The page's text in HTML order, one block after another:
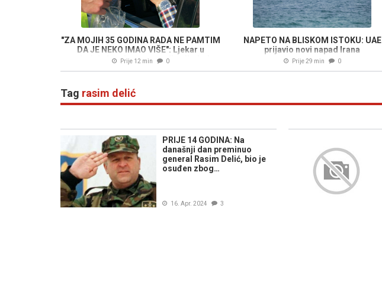
"ZA MOJIH 35 GODINA RADA NE PAMTIM
DA JE NEKO IMAO VIŠE": Ljekar u
nevjerici zbog koncentracije alkohola
Prije 12 min 0
NAPETO NA BLISKOM ISTOKU: UAE
prijavio novi napad Irana
Prije 29 min 0
Tag rasim delić
PRIJE 14 GODINA: Na
današnji dan preminuo
general Rasim Delić, bio je
osuđen zbog…
16. Apr. 2024 3